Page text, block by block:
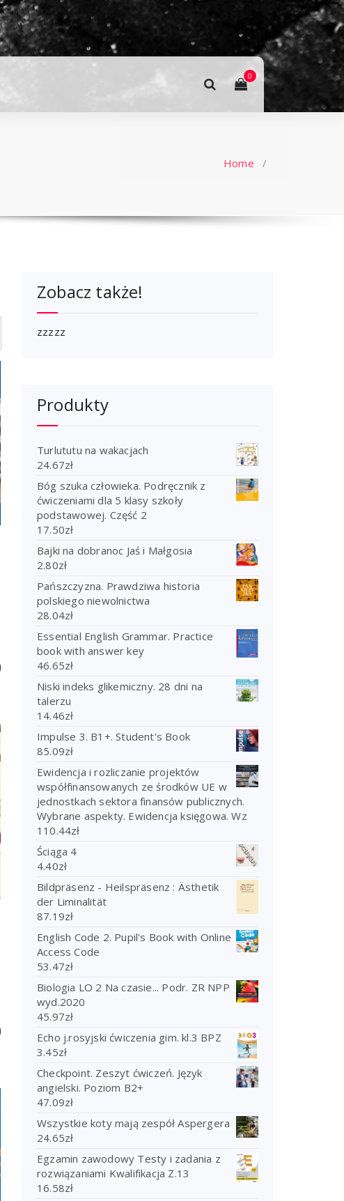
0
Home /
Zobacz także!
zzzzz
Produkty
Turlututu na wakacjach
24.67zł
Bóg szuka człowieka. Podręcznik z
ćwiczeniami dla 5 klasy szkoły
podstawowej. Część 2
17.50zł
Bajki na dobranoc Jaś i Małgosia
2.80zł
Pańszczyzna. Prawdziwa historia
polskiego niewolnictwa
28.04zł
Essential English Grammar. Practice
book with answer key
46.65zł
Niski indeks glikemiczny. 28 dni na
talerzu
14.46zł
Impulse 3. B1+. Student's Book
85.09zł
Ewidencja i rozliczanie projektów
współfinansowanych ze środków UE w
jednostkach sektora finansów publicznych.
Wybrane aspekty. Ewidencja księgowa. Wz
110.44zł
Ściąga 4
4.40zł
Bildpräsenz - Heilspräsenz : Ästhetik
der Liminalität
87.19zł
English Code 2. Pupil's Book with Online
Access Code
53.47zł
Biologia LO 2 Na czasie... Podr. ZR NPP
wyd.2020
45.97zł
Echo j.rosyjski ćwiczenia gim. kl.3 BPZ
3.45zł
Checkpoint. Zeszyt ćwiczeń. Język
angielski. Poziom B2+
47.09zł
Wszystkie koty mają zespół Aspergera
24.65zł
Egzamin zawodowy Testy i zadania z
rozwiązaniami Kwalifikacja Z.13
16.58zł